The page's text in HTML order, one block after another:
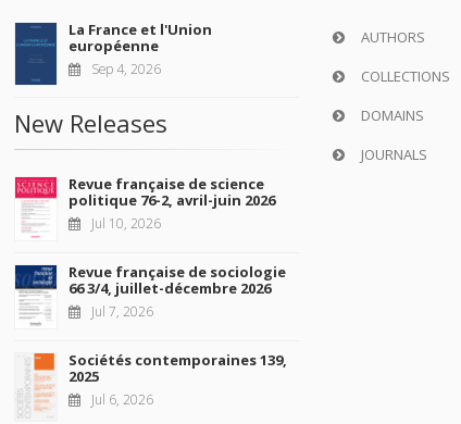
La France et l'Union
européenne
Sep 4, 2026
New Releases
Revue française de science
politique 76-2, avril-juin 2026
Jul 10, 2026
Revue française de sociologie
66 3/4, juillet-décembre 2026
Jul 7, 2026
Sociétés contemporaines 139,
2025
Jul 6, 2026
AUTHORS
COLLECTIONS
DOMAINS
JOURNALS